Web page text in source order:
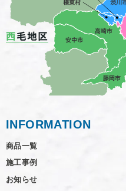
INFORMATION
商品一覧
施工事例
お知らせ